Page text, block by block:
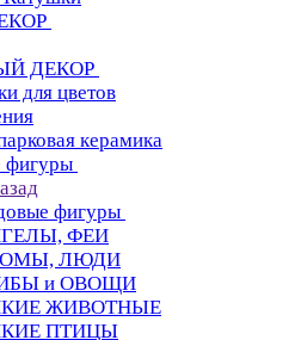
ДЕКОР
для цветов
керамика
фигуры
фигуры
ФЕИ
ЛЮДИ
и ОВОЩИ
ЖИВОТНЫЕ
ПТИЦЫ